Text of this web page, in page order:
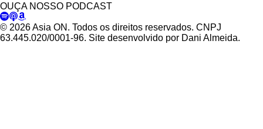
OUÇA NOSSO PODCAST
© 2026 Asia ON. Todos os direitos reservados. CNPJ
63.445.020/0001-96. Site desenvolvido por Dani Almeida.